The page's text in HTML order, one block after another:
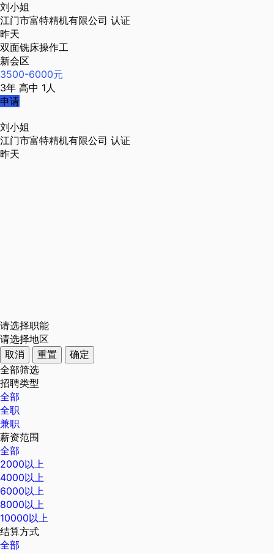
刘小姐
江门市富特精机有限公司 认证
昨天
双面铣床操作工
新会区
3500-6000元
3年 高中 1人
申请
刘小姐
江门市富特精机有限公司 认证
昨天
请选择职能
请选择地区
取消
重置
确定
全部筛选
招聘类型
全部
全职
兼职
薪资范围
全部
2000以上
4000以上
6000以上
8000以上
10000以上
结算方式
全部